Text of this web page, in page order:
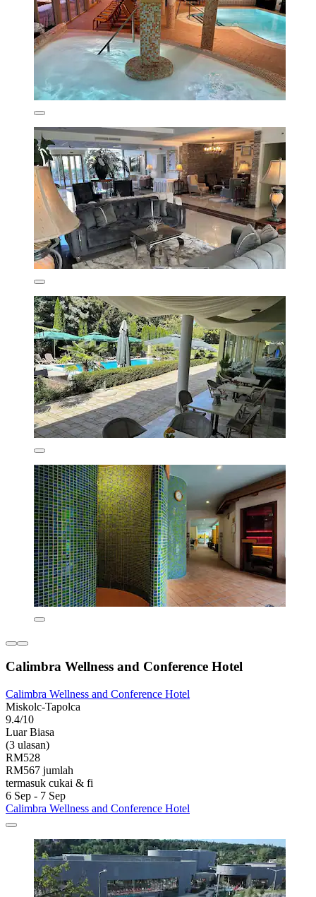
Calimbra Wellness and Conference Hotel
Calimbra Wellness and Conference Hotel
Miskolc-Tapolca
9.4/10
Luar Biasa
(3 ulasan)
RM528
RM567 jumlah
termasuk cukai & fi
6 Sep - 7 Sep
Calimbra Wellness and Conference Hotel